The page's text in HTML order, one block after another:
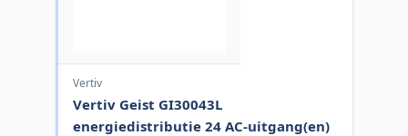
Vertiv
Vertiv Geist GI30043L
energiedistributie 24 AC-uitgang(en)